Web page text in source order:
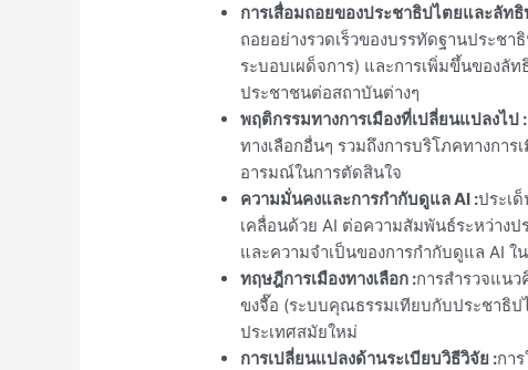
การเสื่อมถอยของประชาธิปไตยและลัท
ถอยอย่างรวดเร็วของบรรทัดฐานประช
ระบอบเผด็จการ) และการเพิ่มขึ้นของลั
ประชาชนต่อสถาบันต่างๆ
พฤติกรรมทางการเมืองที่เปลี่ยนแปลงไป :
ทางเลือกอื่นๆ รวมถึงการบริโภคทางกา
อารมณ์ในการตัดสินใจ
ความมั่นคงและการกำกับดูแล AI :ประเ
เคลื่อนด้วย AI ต่อความสัมพันธ์ระหว่างป
และความจำเป็นของการกำกับดูแล AI ใ
ทฤษฎีการเมืองทางเลือก :การสำรวจแน
ขงจื๊อ (ระบบคุณธรรมเทียบกับประชาธิ
ประเทศสมัยใหม่
การเปลี่ยนแปลงด้านระเบียบวิธีวิจัย :กา